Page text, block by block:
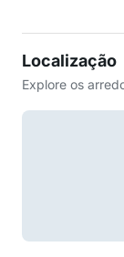
Localização
Explore os